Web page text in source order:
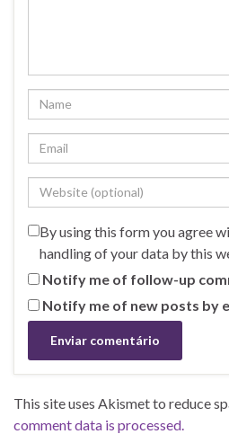
By using this form you agree
handling of your data by this
Notify me of follow-up
Notify me of new posts by
This site uses Akismet to reduce
comment data is processed.